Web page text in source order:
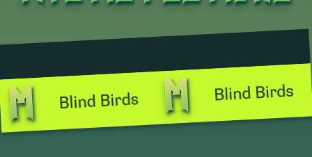
Blind Birds Blind Birds